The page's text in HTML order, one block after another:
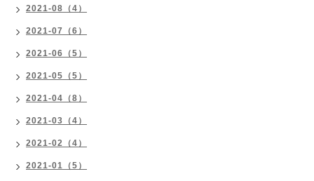
2021-08（4）
2021-07（6）
2021-06（5）
2021-05（5）
2021-04（8）
2021-03（4）
2021-02（4）
2021-01（5）